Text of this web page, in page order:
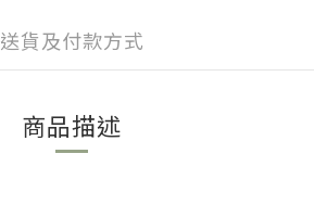
送貨及付款方式
商品描述